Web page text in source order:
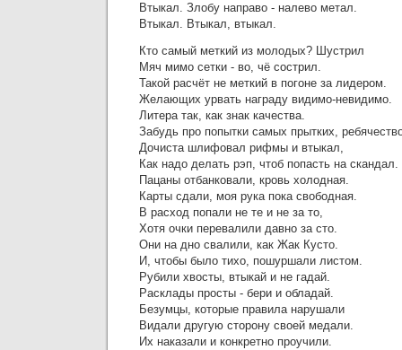
Втыкал. Злобу направо - налево метал.
Втыкал. Втыкал, втыкал.
Кто самый меткий из молодых? Шустрил
Мяч мимо сетки - во, чё сострил.
Такой расчёт не меткий в погоне за лидером.
Желающих урвать награду видимо-невидимо.
Литера так, как знак качества.
Забудь про попытки самых прытких,
Дочиста шлифовал рифмы и втыкал,
Как надо делать рэп, чтоб попасть на скандал.
Пацаны отбанковали, кровь холодная.
Карты сдали, моя рука пока свободная.
В расход попали не те и не за то,
Хотя очки перевалили давно за сто.
Они на дно свалили, как Жак Кусто.
И, чтобы было тихо, пошуршали листом.
Рубили хвосты, втыкай и не гадай.
Расклады просты - бери и обладай.
Безумцы, которые правила нарушали
Видали другую сторону своей медали.
Их наказали и конкретно проучили.